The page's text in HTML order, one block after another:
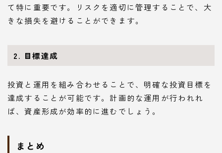
て特に重要です。リスクを適切に管理することで、大
きな損失を避けることができます。
2. 目標達成
投資と運用を組み合わせることで、明確な投資目標を
達成することが可能です。計画的な運用が行われれ
ば、資産形成が効率的に進むでしょう。
まとめ